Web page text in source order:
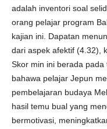
adalah inventori soal
orang pelajar program
kajian ini. Dapatan
dari aspek afektif (4.32),
Skor min ini berada
bahawa pelajar Jepun
pembelajaran budaya
hasil temu bual yang
bermotivasi,